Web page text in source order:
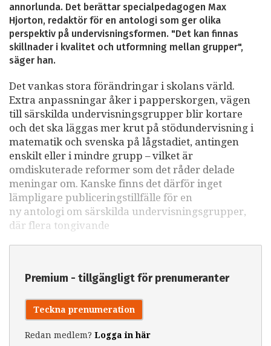
annorlunda. Det berättar specialpedagogen Max
Hjorton, redaktör för en antologi som ger olika
perspektiv på undervisningsformen. "Det kan finnas
skillnader i kvalitet och utformning mellan grupper",
säger han.
Det vankas stora förändringar i skolans värld.
Extra anpassningar åker i papperskorgen, vägen
till särskilda undervisningsgrupper blir kortare
och det ska läggas mer krut på stödundervisning i
matematik och svenska på lågstadiet, antingen
enskilt eller i mindre grupp – vilket är
omdiskuterade reformer som det råder delade
meningar om. Kanske finns det därför inget
lämpligare publiceringstillfälle för en
ny antologi om särskilda undervisningsgrupper,
där flera tongivande
Premium - tillgängligt för prenumeranter
Teckna prenumeration
Redan medlem? Logga in här